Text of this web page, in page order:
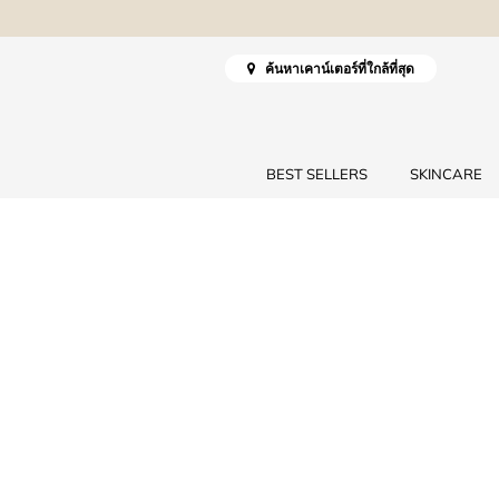
ค้นหาเคาน์เตอร์ที่ใกล้ที่สุด
BEST SELLERS SKINCARE